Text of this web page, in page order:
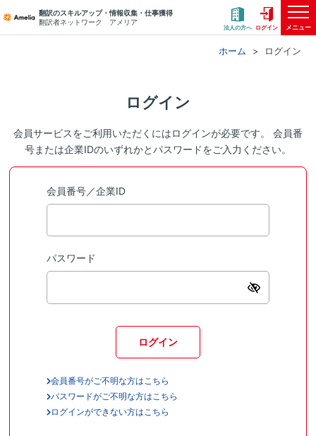
翻訳のスキルアップ・情報収集・仕事獲得
翻訳者ネットワーク アメリア
法人の方へ ログイン メニュー
ホーム ログイン
ログイン
会員サービスをご利用いただくにはログインが必要です。 会員番
号または企業IDのいずれかとパスワードをご入力ください。
会員番号／企業ID
パスワード
ログイン
会員番号がご不明な方はこちら
パスワードがご不明な方はこちら
ログインができない方はこちら